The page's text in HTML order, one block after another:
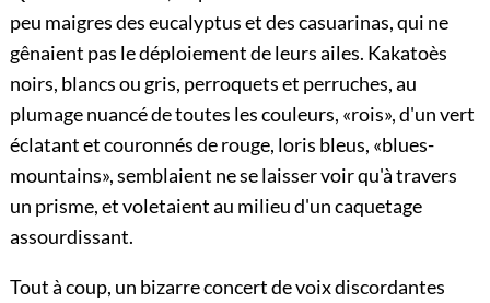
peu maigres des eucalyptus et des casuarinas, qui ne
gênaient pas le déploiement de leurs ailes. Kakatoès
noirs, blancs ou gris, perroquets et perruches, au
plumage nuancé de toutes les couleurs, «rois», d'un vert
éclatant et couronnés de rouge, loris bleus, «blues-
mountains», semblaient ne se laisser voir qu'à travers
un prisme, et voletaient au milieu d'un caquetage
assourdissant.
Tout à coup, un bizarre concert de voix discordantes